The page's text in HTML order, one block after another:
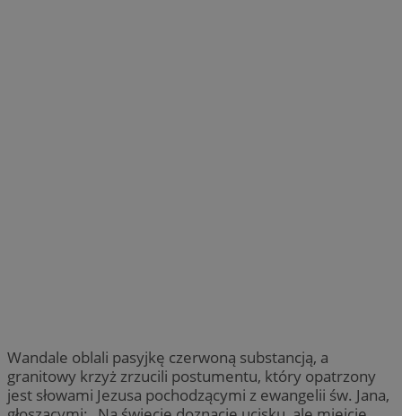
Wandale oblali pasyjkę czerwoną substancją, a
granitowy krzyż zrzucili postumentu, który opatrzony
jest słowami Jezusa pochodzącymi z ewangelii św. Jana,